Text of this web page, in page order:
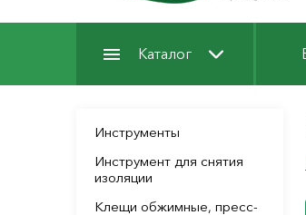
Каталог
Инструменты
Инструмент для снятия
изоляции
Клещи обжимные, пресс-